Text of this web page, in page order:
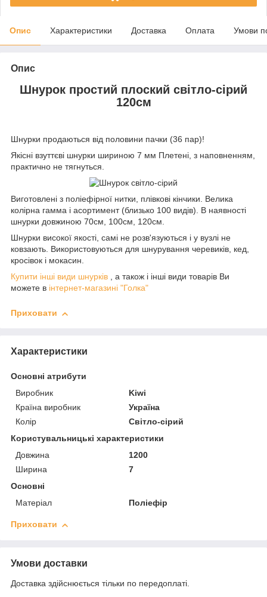
Опис Характеристики Доставка Оплата Умови
Опис
Шнурок простий плоский світло-сірий
120см
Шнурки продаються від половини пачки (36 пар)!
Якісні взуттєві шнурки шириною 7 мм Плетені, з наповненням,
практично не тягнуться.
Виготовлені з поліефірної нитки, плівкові кінчики. Велика
колірна гамма і асортимент (близько 100 видів). В наявності
шнурки довжиною 70см, 100см, 120см.
Шнурки високої якості, самі не розв'язуються і у вузлі не
ковзають. Використовуються для шнурування черевиків, кед,
кросівок і мокасин.
Купити інші види шнурків , а також і інші види товарів Ви
можете в інтернет-магазині "Голка"
Приховати
Характеристики
Основні атрибути
Виробник
Kiwi
Країна виробник
Україна
Колір
Світло-сірий
Користувальницькі характеристики
Довжина
1200
Ширина
7
Основні
Матеріал
Поліефір
Приховати
Умови доставки
Доставка здійснюється тільки по передоплаті.